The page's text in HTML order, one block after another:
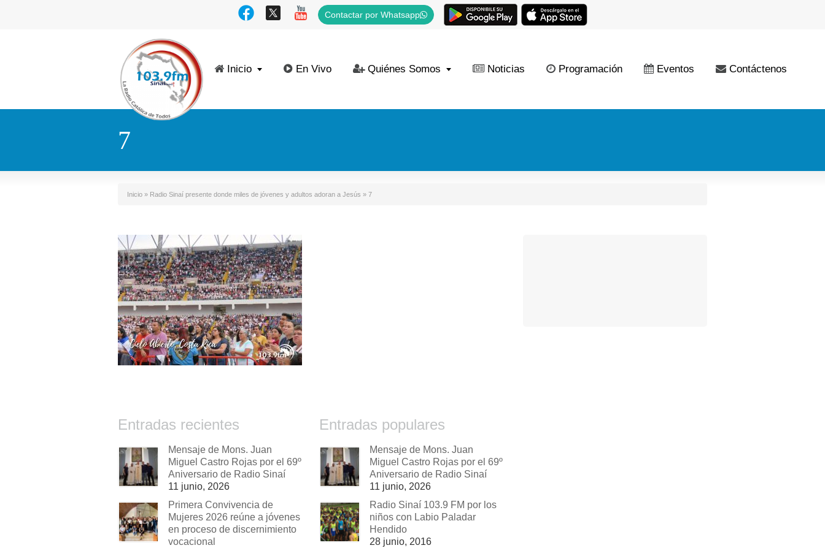
Contactar por Whatsapp
Inicio En Vivo Quiénes Somos Noticias Programación Eventos Contáctenos
7
Inicio » Radio Sinaí presente donde miles de jóvenes y adultos adoran a Jesús » 7
Entradas recientes
Mensaje de Mons. Juan
Miguel Castro Rojas por el 69º
Aniversario de Radio Sinaí
11 junio, 2026
Primera Convivencia de
Mujeres 2026 reúne a jóvenes
en proceso de discernimiento
vocacional
Entradas populares
Mensaje de Mons. Juan
Miguel Castro Rojas por el 69º
Aniversario de Radio Sinaí
11 junio, 2026
Radio Sinaí 103.9 FM por los
niños con Labio Paladar
Hendido
28 junio, 2016